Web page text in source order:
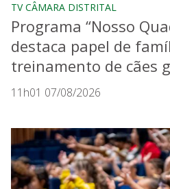
TV CÂMARA DISTRITAL
Programa “Nosso
destaca papel de
treinamento de cães
11h01 07/08/2026